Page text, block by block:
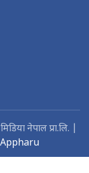
नेपाल प्रा.लि. |
Appharu